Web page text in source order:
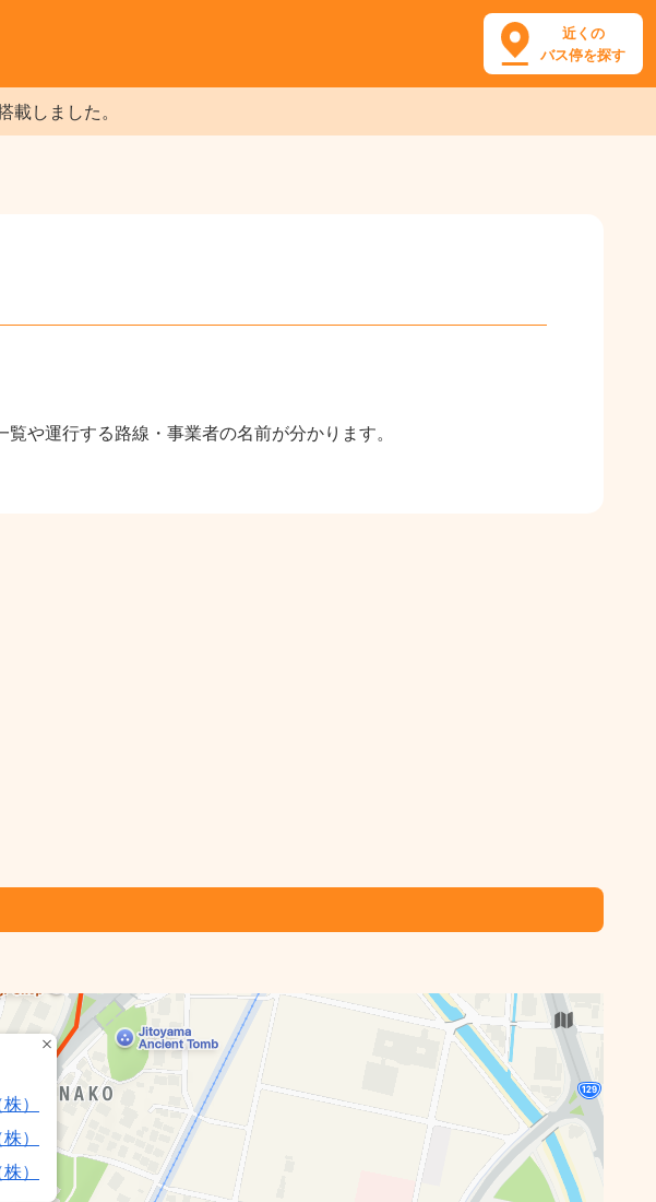
近くの
バス停を探す
しました。
や運行する路線・事業者の名前が分かります。
）
）
）